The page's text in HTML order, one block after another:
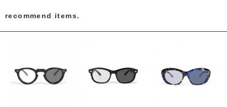
recommend items.